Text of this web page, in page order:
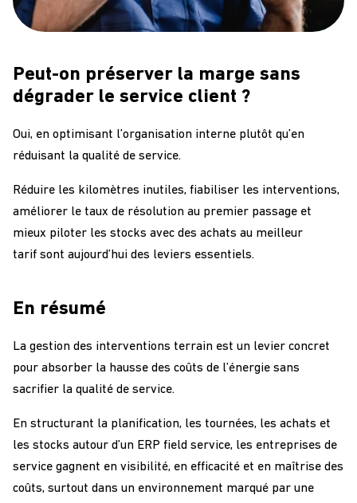
Peut-on préserver la marge sans
dégrader le service client ?
Oui, en optimisant l’organisation interne plutôt qu’en
réduisant la qualité de service.
Réduire les kilomètres inutiles, fiabiliser les interventions,
améliorer le taux de résolution au premier passage et
mieux piloter les stocks avec des achats au meilleur
tarif sont aujourd’hui des leviers essentiels.
En résumé
La gestion des interventions terrain est un levier concret
pour absorber la hausse des coûts de l’énergie sans
sacrifier la qualité de service.
En structurant la planification, les tournées, les achats et
les stocks autour d’un ERP field service, les entreprises de
service gagnent en visibilité, en efficacité et en maîtrise des
coûts, surtout dans un environnement marqué par une